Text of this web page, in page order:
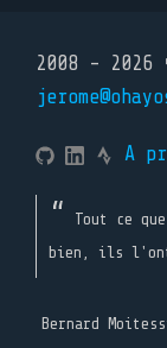
2008 -
A
Tout ce
bien, ils l'ont
Bernard